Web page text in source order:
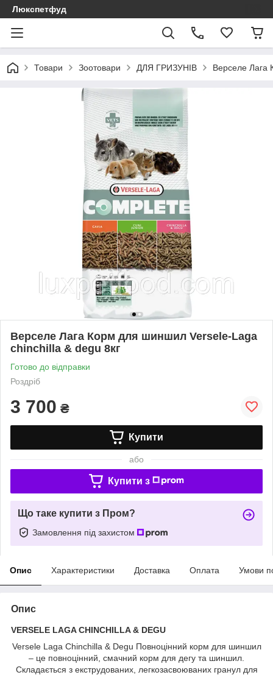
Люкспетфуд
Товари Зоотовари ДЛЯ ГРИЗУНІВ Верселе Лага
Верселе Лага Корм для шиншил Versele-Laga
chinchilla & degu 8кг
Готово до відправки
Роздріб
3 700 ₴
Купити
або
Купити з
Що таке купити з Пром?
Замовлення під захистом
Опис Характеристики Доставка Оплата Умови
Опис
VERSELE LAGA CHINCHILLA & DEGU
Versele Laga Chinchilla & Degu Повноцінний корм для шиншил
– це повноцінний, смачний корм для дегу та шиншил.
Складається з екструдованих, легкозасвоюваних гранул для